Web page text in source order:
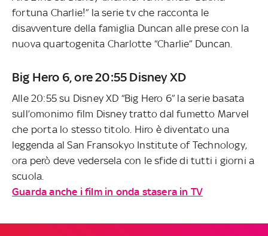
fortuna Charlie!” la serie tv che racconta le
disavventure della famiglia Duncan alle prese con la
nuova quartogenita Charlotte “Charlie” Duncan.
Big Hero 6, ore 20:55 Disney XD
Alle 20:55 su Disney XD “Big Hero 6” la serie basata
sull’omonimo film Disney tratto dal fumetto Marvel
che porta lo stesso titolo. Hiro è diventato una
leggenda al San Fransokyo Institute of Technology,
ora però deve vedersela con le sfide di tutti i giorni a
scuola.
Guarda anche i film in onda stasera in TV